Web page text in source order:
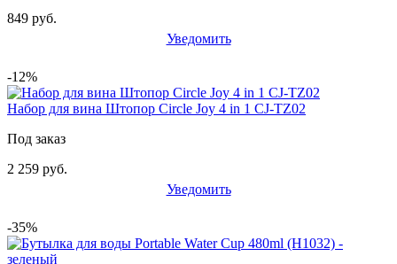
849 руб.
Уведомить
-12%
Набор для вина Штопор Circle Joy 4 in 1 CJ-TZ02
Под заказ
2 259 руб.
Уведомить
-35%